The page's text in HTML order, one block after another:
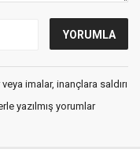
imalar, inançlara saldırı
yazılmış yorumlar